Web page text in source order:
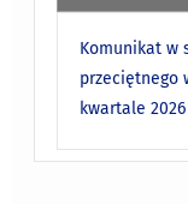
Komunikat w
przeciętnego
kwartale 2026